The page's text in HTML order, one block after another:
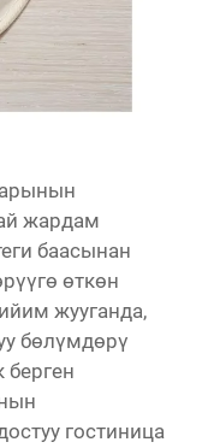
жардам
баасынан
өткөн
жууганда,
бөлүмдөрү
гостиница